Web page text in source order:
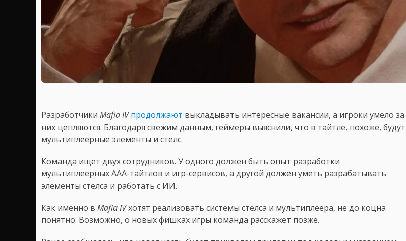
Разработчики Mafia IV продолжают выкладывать интересные вакансии, а игроки умело за
них цепляются. Благодаря свежим данным, геймеры выяснили, что в тайтле, похоже, будут
мультиплеерные элементы и стелс.
Команда ищет двух сотрудников. У одного должен быть опыт разработки
мультиплеерных ААА-тайтлов и игр-сервисов, а другой должен уметь разрабатывать
элементы стелса и работать с ИИ.
Как именно в Mafia IVхотят реализовать системы стелса и мультиплеера, не до коцна
понятно. Возможно, о новых фишках игры команда расскажет позже.